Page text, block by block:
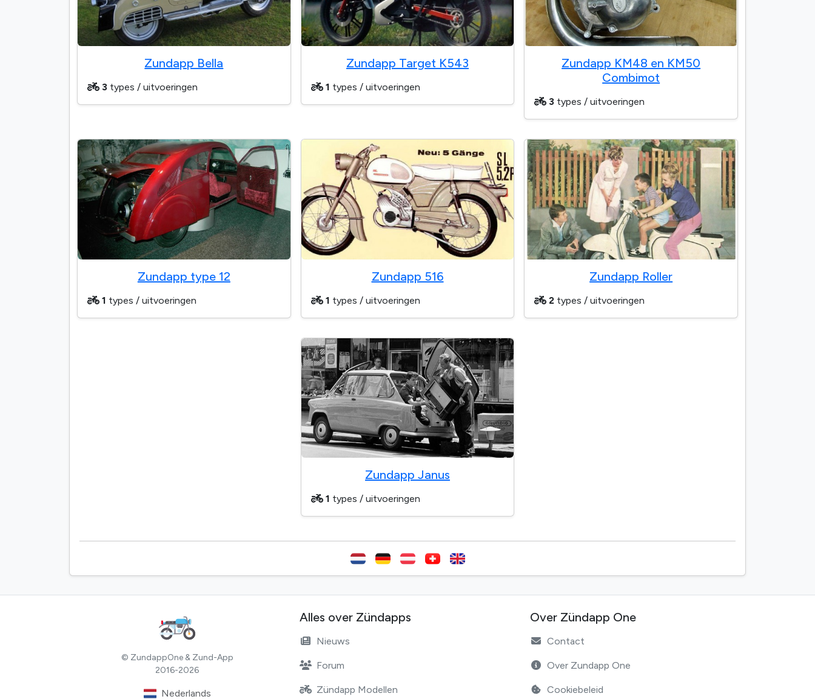
Zundapp Bella
3 types / uitvoeringen
Zundapp Target K543
1 types / uitvoeringen
Zundapp KM48 en KM50
Combimot
3 types / uitvoeringen
Zundapp type 12
1 types / uitvoeringen
Zundapp 516
1 types / uitvoeringen
Zundapp Roller
2 types / uitvoeringen
Zundapp Janus
1 types / uitvoeringen
© ZundappOne & Zund-App
2016-2026
Nederlands
Alles over Zündapps
Nieuws
Forum
Zündapp Modellen
Over Zündapp One
Contact
Over Zundapp One
Cookiebeleid